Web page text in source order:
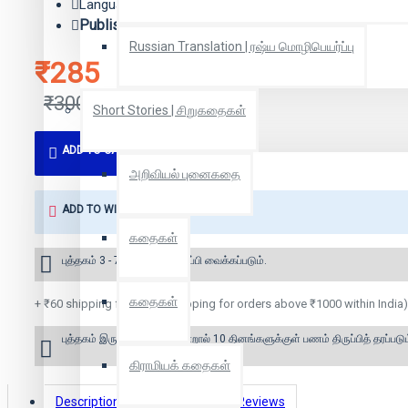
Russian Translation | ரஷ்ய மொழிபெயர்ப்பு
Short Stories | சிறுகதைகள்
அறிவியல் புனைகதை
கதைகள்
கதைகள்
கிராமியக் கதைகள்
₹285
₹300
Language: Tamil
Publisher:
ADD TO CART
ADD TO WISH LIST
புத்தகம் 3 - 7 நாட்களில் அனுப்பி வைக்கப்படும்.
+ ₹60 shipping fee* (Free shipping for orders above ₹1000 within India)
புத்தகம் இருப்பில் இல்லை என்றால் 10 தினங்களுக்குள் பணம் திருப்பித்
Description Reviews